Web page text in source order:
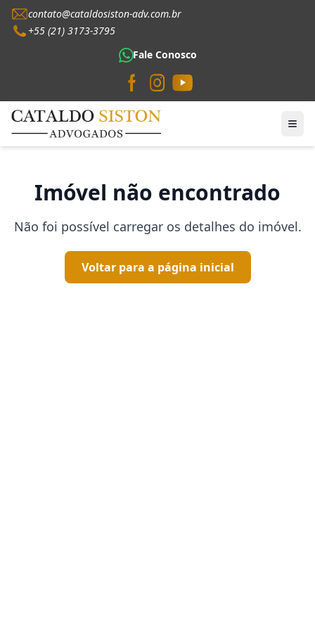
contato@cataldosiston-adv.com.br
+55 (21) 3173-3795
Fale Conosco
Imóvel não encontrado
Não foi possível carregar os detalhes do imóvel.
Voltar para a página inicial